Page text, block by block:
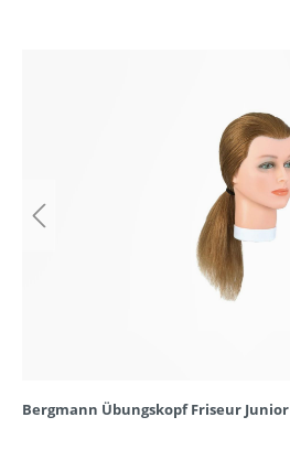
Bergmann Übungskopf Friseur Junior